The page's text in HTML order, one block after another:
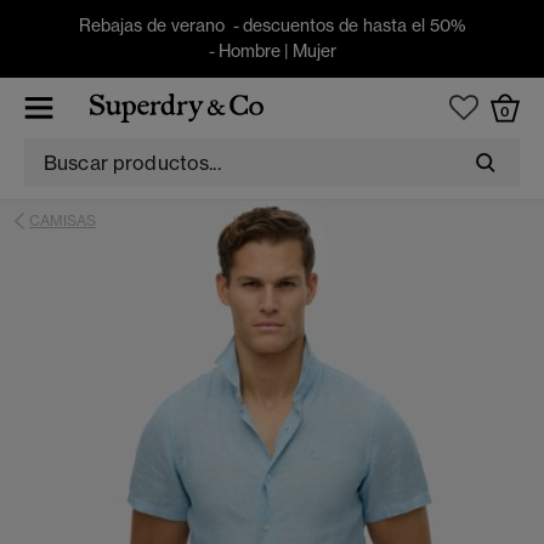
Rebajas de verano - descuentos de hasta el 50%
- Hombre| Mujer
0
CAMISAS